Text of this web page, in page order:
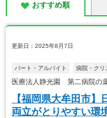
おすすめ順
更新日：2025年8月7日
パート・アルバイト 病院・クリ
医療法人静光園 第二病院の
【福岡県大牟田市
両立がとりやすい環